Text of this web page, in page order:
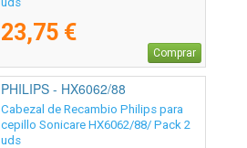
23,75 €
Comprar
PHILIPS - HX6062/88
Cabezal de Recambio Philips para
cepillo Sonicare HX6062/88/ Pack 2
uds